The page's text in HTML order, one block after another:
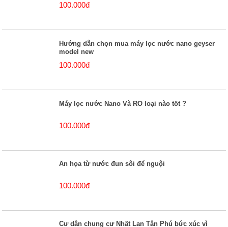
100.000đ
Hướng dẫn chọn mua máy lọc nước nano geyser
model new
100.000đ
Máy lọc nước Nano Và RO loại nào tốt ?
100.000đ
Ẩn họa từ nước đun sôi để nguội
100.000đ
Cư dân chung cư Nhất Lan Tân Phú bức xúc vì